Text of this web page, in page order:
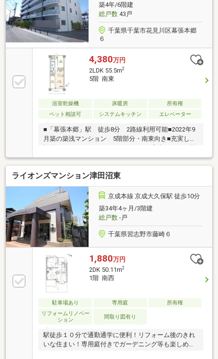
築4年/6階建
総戸数43戸
千葉県千葉市花見川区幕張本郷
６
4,380万円
2LDK 55.5m2
5階 南東
浴室乾燥機 床暖房
所有権
ペット相談可
システムキッチン エレベーター
■「幕張本郷」駅 徒歩8分 2路線利用可能■2022年9
月築の築浅マンション 5階部分・南東向き■充実した
口から浄水「エクセレントウォータープラス」・ミス
トサウナ機能付浴室暖房乾燥機・TES温水式床暖房
（LD）・食器洗い乾燥機・ラクセスキー（ハンズフリ
ー解錠）・冷暖房効率を高めるLow-E複層ガラス
■ALSOK24時間セキュリティ■24時間対応ごみ置き場■
宅配ボックス■大切なペットと暮らせます（規則制限
有）
ライオンズマンション津田沼東
京成本線 京成大久保駅 徒歩10分
築34年4ヶ月/3階建
総戸数-戸
千葉県習志野市藤崎６
1,880万円
2DK 50.11m2
1階 南西
駐車場あり 専用庭
所有権
リフォームリノベー
ション
間取り図有り
駅徒歩１０分で通勤通学に便利！リフォーム後のきれ
いな住まい！専用庭付きでガーデニング等も楽しめま